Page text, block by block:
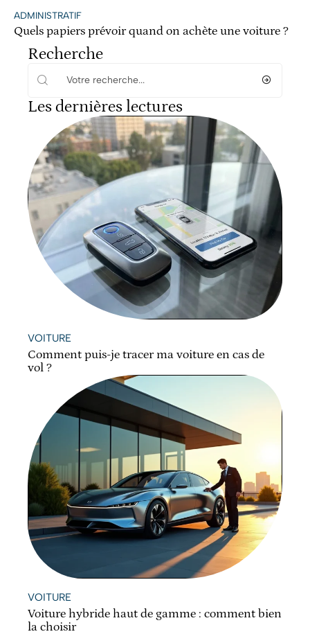
ADMINISTRATIF
Quels papiers prévoir quand on achète une voiture ?
Recherche
Les dernières lectures
VOITURE
Comment puis-je tracer ma voiture en cas de
vol ?
VOITURE
Voiture hybride haut de gamme : comment bien
la choisir